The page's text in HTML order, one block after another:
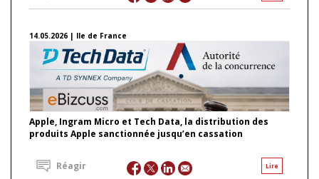
14.05.2026 | Ile de France
Apple, Ingram Micro et Tech Data, la distribution des
produits Apple sanctionnée jusqu’en cassation
Lire
Réagir